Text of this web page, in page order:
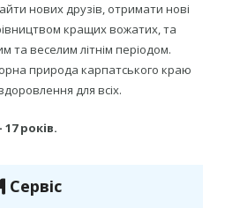
нових друзів, отримати нові
кращих вожатих, та
та веселим літнім періодом.
природа карпатського краю
для всіх.
років.
Сервіс